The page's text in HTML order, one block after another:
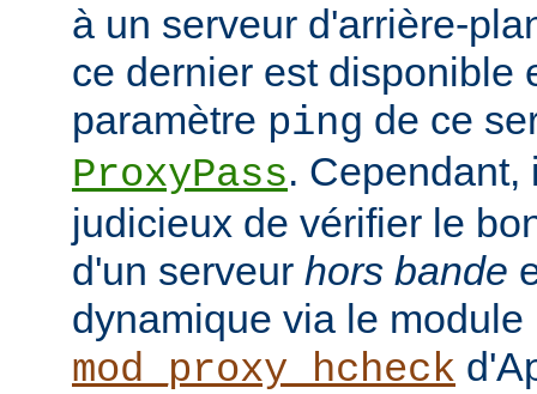
à un serveur d'arrière-
ce dernier est disponible
paramètre ping de ce
ProxyPass. Cependant,
judicieux de vérifier le
d'un serveur hors bande
dynamique via le module
mod_proxy_hcheck